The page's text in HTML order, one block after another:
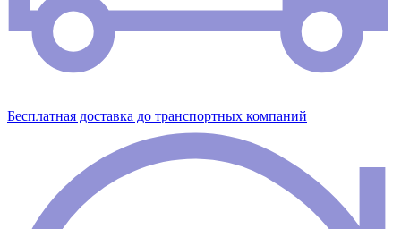
Бесплатная доставка до транспортных компаний